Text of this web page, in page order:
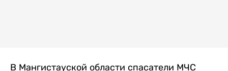
В Мангистауской области спасатели МЧС